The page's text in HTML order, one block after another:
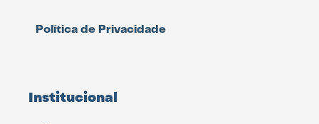
Política de Privacidade
Institucional